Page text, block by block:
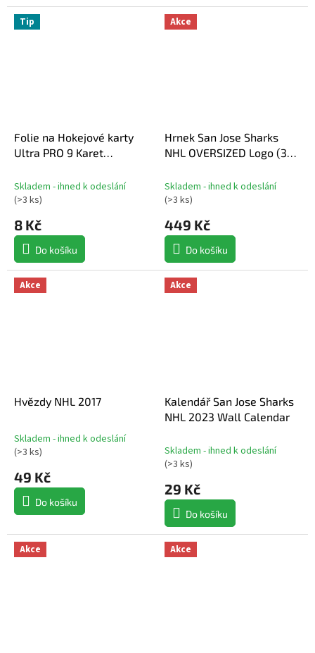
Tip
Folie na Hokejové karty
Ultra PRO 9 Karet
Skladem - ihned k odeslání
(>3 ks)
8 Kč
Do košíku
Akce
Hrnek San Jose Sharks
NHL OVERSIZED Logo (330
Skladem - ihned k odeslání
(>3 ks)
449 Kč
Do košíku
Akce
Hvězdy NHL 2017
Průměrné
hodnocení
produktu
je
5,0
z
hvězdiček.
Skladem - ihned k odeslání
(>3 ks)
49 Kč
Do košíku
Akce
Kalendář San Jose Sharks
NHL 2023 Wall Calendar
Skladem - ihned k odeslání
(>3 ks)
29 Kč
Do košíku
Akce Akce